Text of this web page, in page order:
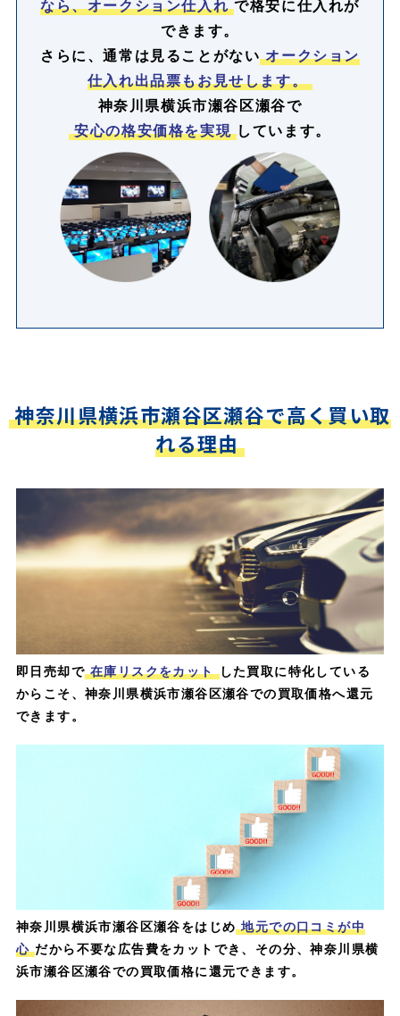
なら、オークション仕入れ で格安に仕入れが
できます。
さらに、通常は見ることがない オークション
仕入れ出品票もお見せします。
神奈川県横浜市瀬谷区瀬谷で
安心の格安価格を実現 しています。
神奈川県横浜市瀬谷区瀬谷で高く買い取
れる理由
即日売却で 在庫リスクをカット した買取に特化している
からこそ、神奈川県横浜市瀬谷区瀬谷での買取価格へ還元
できます。
神奈川県横浜市瀬谷区瀬谷をはじめ 地元での口コミが中
心 だから不要な広告費をカットでき、その分、神奈川県横
浜市瀬谷区瀬谷での買取価格に還元できます。